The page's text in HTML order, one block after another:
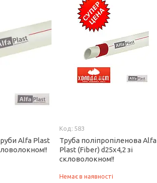
Alfa Plast
583
Труба поліпропіленова Alfa
Plast (Fiber) d25х4,2 зі
скловолокном!!
Немає в наявності